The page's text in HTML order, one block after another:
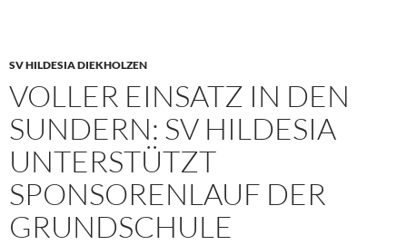
SV HILDESIA DIEKHOLZEN
VOLLER EINSATZ IN DEN
SUNDERN: SV HILDESIA
UNTERSTÜTZT
SPONSORENLAUF DER
GRUNDSCHULE